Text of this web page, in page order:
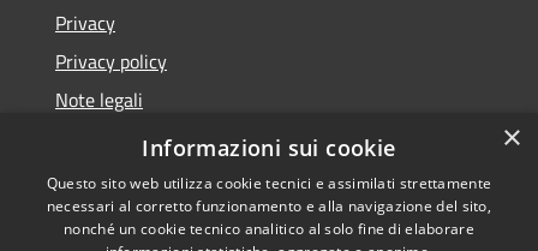
Privacy
Privacy policy
Note legali
Dichiarazione di accessibilità
×
Informazioni sui cookie
Questo sito web utilizza cookie tecnici e assimilati strettamente
necessari al corretto funzionamento e alla navigazione del sito,
nonché un cookie tecnico analitico al solo fine di elaborare